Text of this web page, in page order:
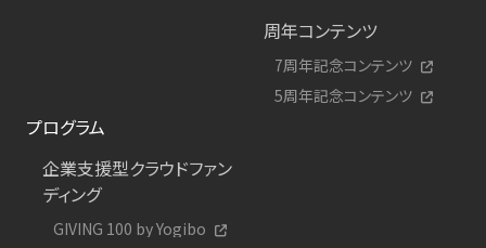
周年コンテンツ
7周年記念コンテンツ
5周年記念コンテンツ
プログラム
企業支援型クラウドファン
ディング
GIVING 100 by Yogibo